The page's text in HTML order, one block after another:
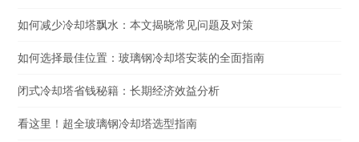
如何减少冷却塔飘水：本文揭晓常见问题及对策
如何选择最佳位置：玻璃钢冷却塔安装的全面指南
闭式冷却塔省钱秘籍：长期经济效益分析
看这里！超全玻璃钢冷却塔选型指南